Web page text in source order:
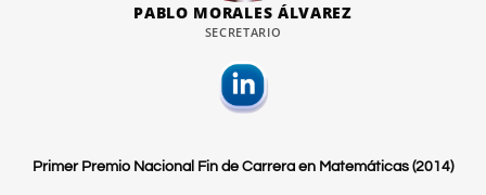
PABLO MORALES ÁLVAREZ
SECRETARIO
Primer Premio Nacional Fin de Carrera en Matemáticas (2014)